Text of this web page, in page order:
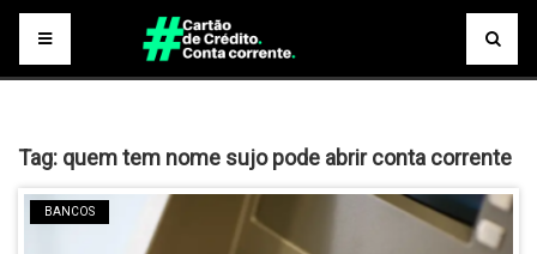
Tag: quem tem nome sujo pode abrir conta corrente
BANCOS